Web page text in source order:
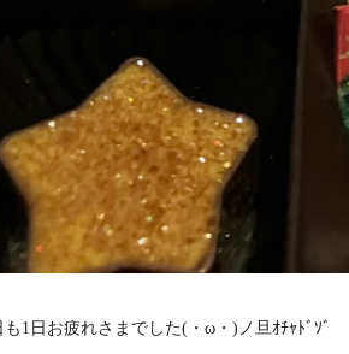
も1日お疲れさまでした(・ω・)ノ旦ｵﾁｬﾄﾞｿﾞ